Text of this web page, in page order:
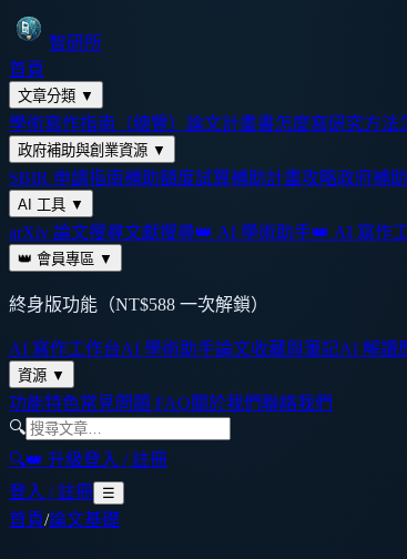
智研所
首頁
文章分類 ▼
學術寫作指南（總覽） 論文計畫書怎麼寫研究方法
政府補助與創業資源 ▼
SBIR 申請指南補助額度試算補助計畫攻略政府補助
AI 工具 ▼
arXiv 論文搜尋文獻搜尋👑 AI 學術助手👑 AI 寫作
👑 會員專區 ▼
終身版功能（NT$588 一次解鎖）
AI 寫作工作台AI 學術助手論文收藏與筆記AI 解讀
資源 ▼
功能特色常見問題 FAQ關於我們聯絡我們
🔍
🔍👑 升級登入 / 註冊
登入 / 註冊 ☰
首頁/論文基礎